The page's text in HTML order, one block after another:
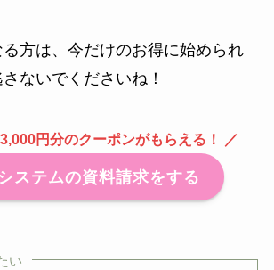
方は、今だけのお得に始められ
ないでくださいね！
円分のクーポンがもらえる！ ／
ステムの資料請求をする
い